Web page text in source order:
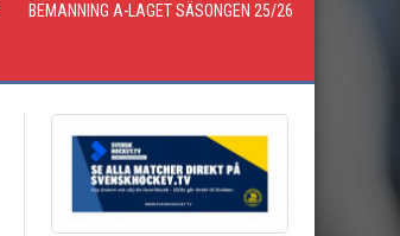
BEMANNING A-LAGET SÄSONGEN 25/26